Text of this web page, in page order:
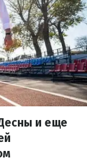
и еще